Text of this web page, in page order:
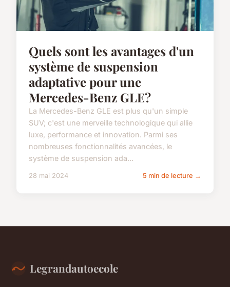
Quels sont les avantages d'un
système de suspension
adaptative pour une
Mercedes-Benz GLE?
La Mercedes-Benz GLE est plus qu'un simple
SUV; c'est une merveille technologique qui allie
luxe, performance et innovation. Parmi ses
nombreuses fonctionnalités avancées, le
système de suspension ada...
28 mai 2024 5 min de lecture →
Legrandautoecole